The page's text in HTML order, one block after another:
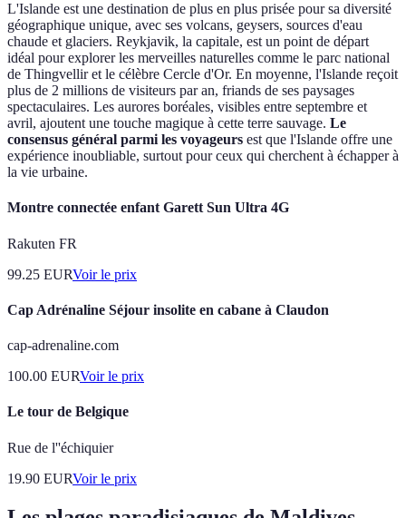
L'Islande est une destination de plus en plus prisée pour sa diversité
géographique unique, avec ses volcans, geysers, sources d'eau
chaude et glaciers. Reykjavik, la capitale, est un point de départ
idéal pour explorer les merveilles naturelles comme le parc national
de Thingvellir et le célèbre Cercle d'Or. En moyenne, l'Islande reçoit
plus de 2 millions de visiteurs par an, friands de ses paysages
spectaculaires. Les aurores boréales, visibles entre septembre et
avril, ajoutent une touche magique à cette terre sauvage. Le
consensus général parmi les voyageurs est que l'Islande offre une
expérience inoubliable, surtout pour ceux qui cherchent à échapper à
la vie urbaine.
Montre connectée enfant Garett Sun Ultra 4G
Rakuten FR
99.25 EURVoir le prix
Cap Adrénaline Séjour insolite en cabane à Claudon
cap-adrenaline.com
100.00 EURVoir le prix
Le tour de Belgique
Rue de l''échiquier
19.90 EURVoir le prix